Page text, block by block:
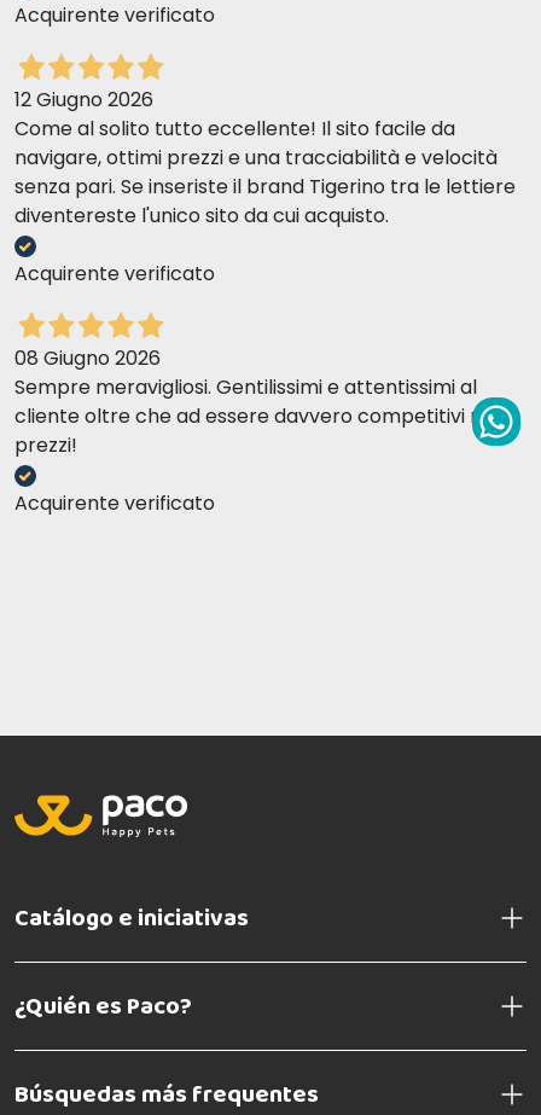
Acquirente verificato
12 Giugno 2026
Come al solito tutto eccellente! Il sito facile da
navigare, ottimi prezzi e una tracciabilità e velocità
senza pari. Se inseriste il brand Tigerino tra le lettiere
diventereste l'unico sito da cui acquisto.
Acquirente verificato
08 Giugno 2026
Sempre meravigliosi. Gentilissimi e attentissimi al
cliente oltre che ad essere davvero competitivi nei
prezzi!
Acquirente verificato
Catálogo e iniciativas
¿Quién es Paco?
Búsquedas más frequentes